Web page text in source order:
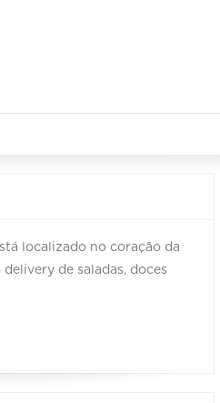
localizado no coração da
de saladas, doces